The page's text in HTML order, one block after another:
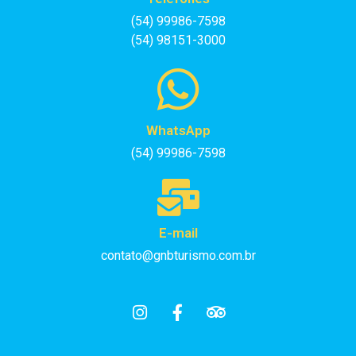
(54) 99986-7598
(54) 98151-3000
WhatsApp
(54) 99986-7598
E-mail
contato@gnbturismo.com.br